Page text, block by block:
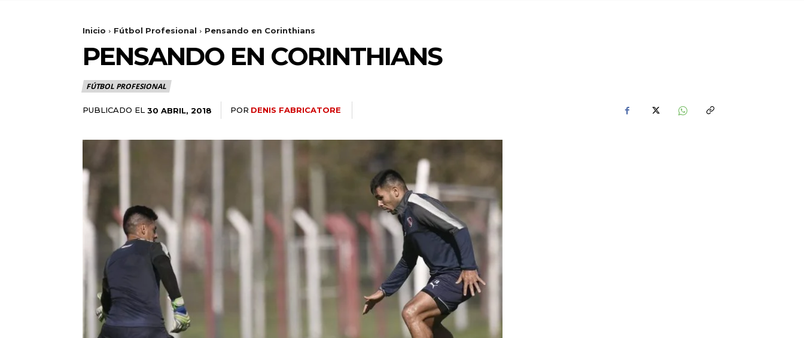
Inicio Fútbol Profesional Pensando en Corinthians
PENSANDO EN CORINTHIANS
FÚTBOL PROFESIONAL
PUBLICADO EL 30 ABRIL, 2018 POR DENIS FABRICATORE